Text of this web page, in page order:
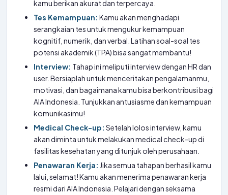
kamu berikan akurat dan terpercaya.
Tes Kemampuan: Kamu akan menghadapi
serangkaian tes untuk mengukur kemampuan
kognitif, numerik, dan verbal. Latihan soal-soal tes
potensi akademik (TPA) bisa sangat membantu!
Interview: Tahap ini meliputi interview dengan HR dan
user. Bersiaplah untuk menceritakan pengalamanmu,
motivasi, dan bagaimana kamu bisa berkontribusi bagi
AIA Indonesia. Tunjukkan antusiasme dan kemampuan
komunikasimu!
Medical Check-up: Setelah lolos interview, kamu
akan diminta untuk melakukan medical check-up di
fasilitas kesehatan yang ditunjuk oleh perusahaan.
Penawaran Kerja: Jika semua tahapan berhasil kamu
lalui, selamat! Kamu akan menerima penawaran kerja
resmi dari AIA Indonesia. Pelajari dengan seksama